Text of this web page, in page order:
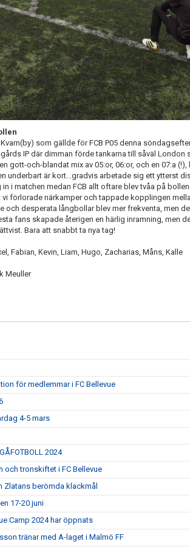
som gällde för FCB P05 denna
IP där dimman förde tankarna till såväl London
gott-och-blandat mix av 05:or, 06:or, och en 07:a
underbart är kort...gradvis arbetade sig ett ytterst
i matchen medan FCB allt oftare blev tvåa på
förlorade närkamper och tappade kopplingen
och desperata långbollar blev mer frekventa, men
fans skapade återigen en härlig inramning, men
Bara att snabbt ta nya tag!
Fabian, Kevin, Liam, Hugo, Zacharias, Måns, Kalle
Meuller
för medlemmar i FC Bellevue
4-5 mars
2024
och tronskiftet i FC Bellevue
Zlatans berömda klackmål
17-20 juni
Camp 2024 har öppnats
tränar med A-laget i Malmö FF